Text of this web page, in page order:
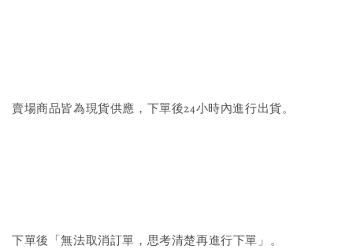
賣場商品皆為現貨供應，下單後24小時內進行出貨。
下單後「無法取消訂單，思考清楚再進行下單」。